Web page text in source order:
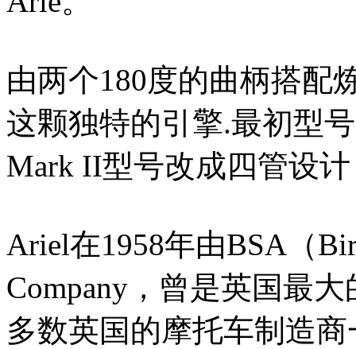
由两个180度的曲柄搭配
这颗独特的引擎.最初型
Mark II型号改成四管设
Ariel在1958年由BSA（
Company，曾是英国最
多数英国的摩托车制造